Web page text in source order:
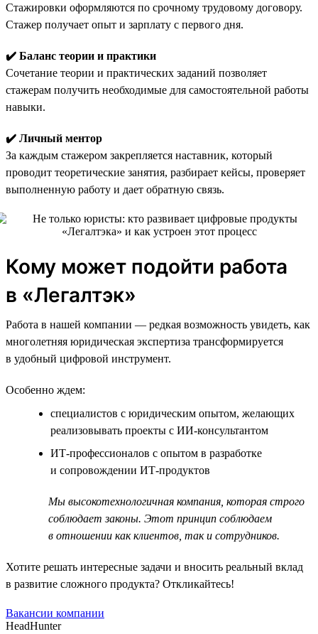
Стажировки оформляются по срочному трудовому договору.
Стажер получает опыт и зарплату с первого дня.
✔️ Баланс теории и практики
Сочетание теории и практических заданий позволяет
стажерам получить необходимые для самостоятельной работы
навыки.
✔️ Личный ментор
За каждым стажером закрепляется наставник, который
проводит теоретические занятия, разбирает кейсы, проверяет
выполненную работу и дает обратную связь.
Кому может подойти работа
в «Легалтэк»
Работа в нашей компании — редкая возможность увидеть, как
многолетняя юридическая экспертиза трансформируется
в удобный цифровой инструмент.
Особенно ждем:
специалистов с юридическим опытом, желающих
реализовывать проекты с ИИ-консультантом
ИТ-профессионалов с опытом в разработке
и сопровождении ИТ-продуктов
Мы высокотехнологичная компания, которая строго
соблюдает законы. Этот принцип соблюдаем
в отношении как клиентов, так и сотрудников.
Хотите решать интересные задачи и вносить реальный вклад
в развитие сложного продукта? Откликайтесь!
Вакансии компании
HeadHunter